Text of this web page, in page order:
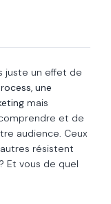
juste un effet de
, une
mais
et de
audience. Ceux
résistent
Et vous de quel